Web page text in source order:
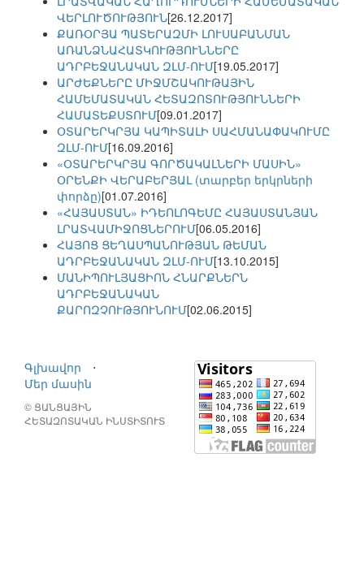
ՎԵՐԼՈՒԾՈՒԹՅՈՒՆ[26.12.2017]
ՔԱՌՕՐՅԱ ՊԱՏԵՐԱԶՄԻ ԼՈՒՍԱԲԱՆՄԱՆ
ԱՌԱՆՁՆԱՀԱՏԿՈՒԹՅՈՒՆՆԵՐԸ
ԱԴՐԲԵՋԱՆԱԿԱՆ ԶԼՄ-ՈՒՄ[19.05.2017]
ԱՐԺԵՔՆԵՐԸ ՄԻՋՄՇԱԿՈՒԹԱՅԻՆ
ՀԱՄԵՄԱՏԱԿԱՆ ՀԵՏԱԶՈՏՈՒԹՅՈՒՆՆԵՐԻ
ՀԱՄԱՏԵՔՍՏՈՒՄ[09.01.2017]
ՕՏԱՐԵՐԿՐՅԱ ԿԱՊԻՏԱԼԻ ՍԱՀՄԱՆԱՓԱԿՈՒՄԸ
ԶԼՄ-ՈՒՄ[16.09.2016]
«ՕՏԱՐԵՐԿՐՅԱ ԳՈՐԾԱԿԱԼՆԵՐԻ ՄԱՍԻՆ»
ՕՐԵՆՔԻ ՎԵՐԱԲԵՐՅԱԼ (տարբեր երկրների
փորձը)[01.07.2016]
«ՀԱՅԱՍՏԱՆ» ԻԴԵՈԼՈԳԵՄԸ ՀԱՅԱՍՏԱՆՅԱՆ
ԼՐԱՏՎԱՄԻՋՈՑՆԵՐՈՒՄ[06.05.2016]
ՀԱՅՈՑ ՑԵՂԱՍՊԱՆՈՒԹՅԱՆ ԹԵՄԱՆ
ԱԴՐԲԵՋԱՆԱԿԱՆ ԶԼՄ-ՈՒՄ[13.10.2015]
ՄԱՆԻՊՈՒԼՅԱՑԻՈՆ ՀՆԱՐՔՆԵՐՆ
ԱԴՐԲԵՋԱՆԱԿԱՆ
ՔԱՐՈԶՉՈՒԹՅՈՒՆՈՒՄ[02.06.2015]
Գլխավոր
⋅
Մեր մասին
© ՑԱՆՑԱՅԻՆ
ՀԵՏԱԶՈՏԱԿԱՆ ԻՆՍՏԻՏՈՒՏ